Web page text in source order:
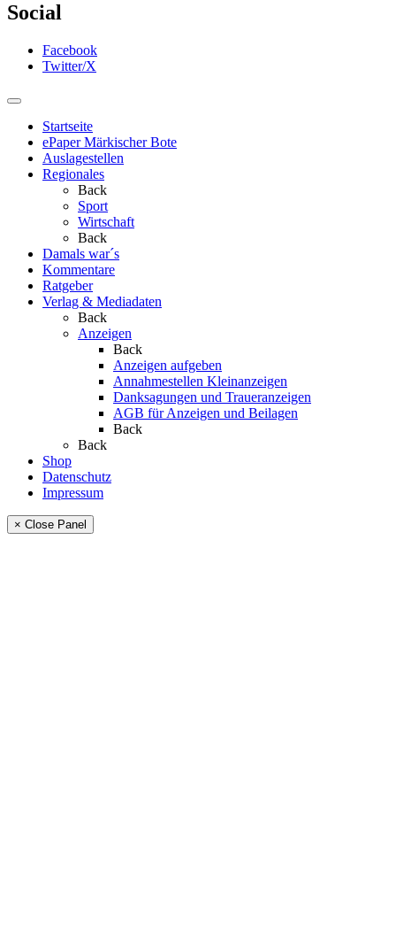
Social
Facebook
Twitter/X
Startseite
ePaper Märkischer Bote
Auslagestellen
Regionales
Back
Sport
Wirtschaft
Back
Damals war´s
Kommentare
Ratgeber
Verlag & Mediadaten
Back
Anzeigen
Back
Anzeigen aufgeben
Annahmestellen Kleinanzeigen
Danksagungen und Traueranzeigen
AGB für Anzeigen und Beilagen
Back
Back
Shop
Datenschutz
Impressum
× Close Panel